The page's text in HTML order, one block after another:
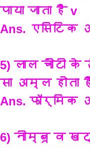
पाया जाता है v
Ans. एसिटिक
5) लाल चींटी
सा अम्ल होता
Ans.
6) नीम्बू व